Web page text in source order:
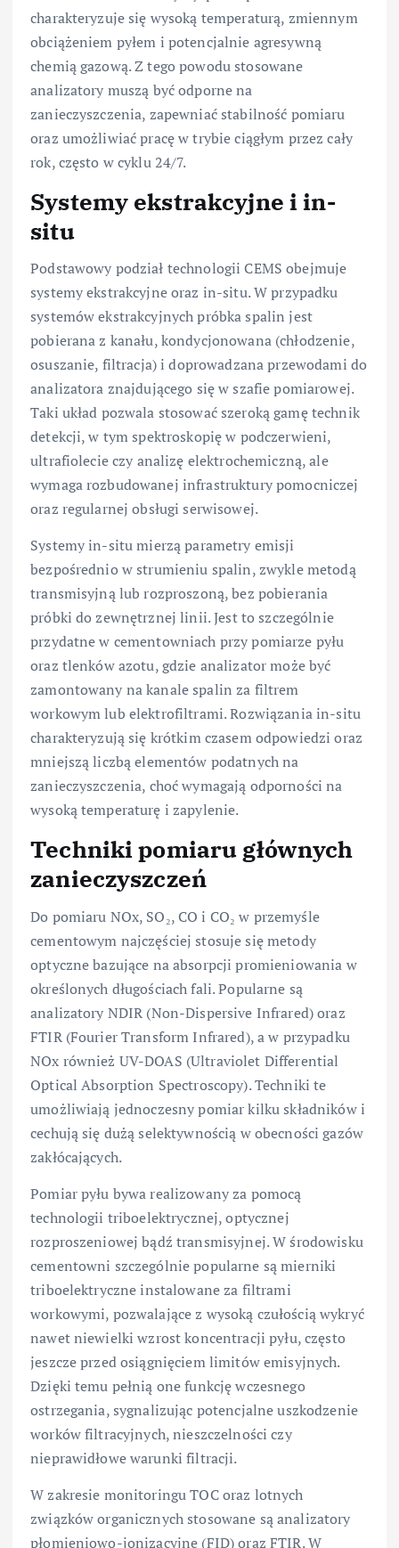
charakteryzuje się wysoką temperaturą, zmiennym
obciążeniem pyłem i potencjalnie agresywną
chemią gazową. Z tego powodu stosowane
analizatory muszą być odporne na
zanieczyszczenia, zapewniać stabilność pomiaru
oraz umożliwiać pracę w trybie ciągłym przez cały
rok, często w cyklu 24/7.
Systemy ekstrakcyjne i in-
situ
Podstawowy podział technologii CEMS obejmuje
systemy ekstrakcyjne oraz in-situ. W przypadku
systemów ekstrakcyjnych próbka spalin jest
pobierana z kanału, kondycjonowana (chłodzenie,
osuszanie, filtracja) i doprowadzana przewodami do
analizatora znajdującego się w szafie pomiarowej.
Taki układ pozwala stosować szeroką gamę technik
detekcji, w tym spektroskopię w podczerwieni,
ultrafiolecie czy analizę elektrochemiczną, ale
wymaga rozbudowanej infrastruktury pomocniczej
oraz regularnej obsługi serwisowej.
Systemy in-situ mierzą parametry emisji
bezpośrednio w strumieniu spalin, zwykle metodą
transmisyjną lub rozproszoną, bez pobierania
próbki do zewnętrznej linii. Jest to szczególnie
przydatne w cementowniach przy pomiarze pyłu
oraz tlenków azotu, gdzie analizator może być
zamontowany na kanale spalin za filtrem
workowym lub elektrofiltrami. Rozwiązania in-situ
charakteryzują się krótkim czasem odpowiedzi oraz
mniejszą liczbą elementów podatnych na
zanieczyszczenia, choć wymagają odporności na
wysoką temperaturę i zapylenie.
Techniki pomiaru głównych
zanieczyszczeń
Do pomiaru NOx, SO₂, CO i CO₂ w przemyśle
cementowym najczęściej stosuje się metody
optyczne bazujące na absorpcji promieniowania w
określonych długościach fali. Popularne są
analizatory NDIR (Non-Dispersive Infrared) oraz
FTIR (Fourier Transform Infrared), a w przypadku
NOx również UV-DOAS (Ultraviolet Differential
Optical Absorption Spectroscopy). Techniki te
umożliwiają jednoczesny pomiar kilku składników i
cechują się dużą selektywnością w obecności gazów
zakłócających.
Pomiar pyłu bywa realizowany za pomocą
technologii triboelektrycznej, optycznej
rozproszeniowej bądź transmisyjnej. W środowisku
cementowni szczególnie popularne są mierniki
triboelektryczne instalowane za filtrami
workowymi, pozwalające z wysoką czułością wykryć
nawet niewielki wzrost koncentracji pyłu, często
jeszcze przed osiągnięciem limitów emisyjnych.
Dzięki temu pełnią one funkcję wczesnego
ostrzegania, sygnalizując potencjalne uszkodzenie
worków filtracyjnych, nieszczelności czy
nieprawidłowe warunki filtracji.
W zakresie monitoringu TOC oraz lotnych
związków organicznych stosowane są analizatory
płomieniowo-jonizacyjne (FID) oraz FTIR. W